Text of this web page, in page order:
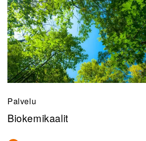
Palvelu
Biokemikaalit